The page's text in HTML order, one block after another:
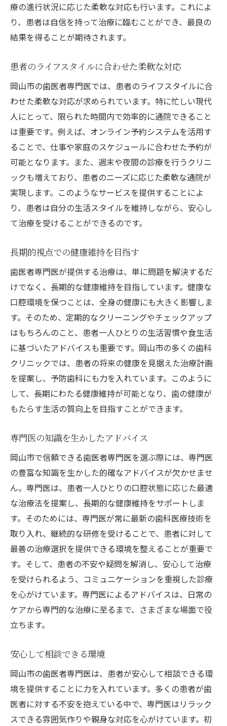
療の進行状況に応じた柔軟な対応も行います。これによ
り、患者は自信を持って治療に臨むことができ、最良の
結果を得ることが期待されます。
患者のライフスタイルに合わせた柔軟な対応
岡山市の歯医者専門医では、患者のライフスタイルに合
わせた柔軟な対応が求められています。特に忙しい現代
人にとって、限られた時間内で効率的に通院できること
は重要です。例えば、オンライン予約システムを活用す
ることで、仕事や家庭のスケジュールに合わせた予約が
可能となります。また、週末や夜間の診療を行うクリニ
ックも増えており、患者のニーズに応じた柔軟な通院が
実現します。このようなサービスを提供することによ
り、患者は自分の生活スタイルを維持しながら、安心し
て治療を受けることができるのです。
長期的視点での健康維持を目指す
歯医者専門医が提供する治療は、単に問題を解決するだ
けでなく、長期的な健康維持を目指しています。健康な
口腔環境を保つことは、全身の健康にも大きく影響しま
す。そのため、定期的なクリーニングやチェックアップ
はもちろんのこと、患者一人ひとりの生活習慣や食生活
に基づいたアドバイスも重要です。岡山市の多くの歯科
クリニックでは、患者の将来の健康を見据えた治療計画
を提案し、予防歯科にも力を入れています。このように
して、長期にわたる健康維持が可能となり、歯の健康が
もたらす生活の質向上を目指すことができます。
専門医の知識を生かしたアドバイス
岡山市で信頼できる歯医者専門医を選ぶ際には、専門医
の豊富な知識を生かした的確なアドバイスが欠かせませ
ん。専門医は、患者一人ひとりの口腔状態に応じた最適
な治療法を提案し、長期的な健康維持をサポートしま
す。そのためには、専門医が常に最新の歯科医療技術を
取り入れ、継続的な研修を受けることで、患者に対して
最善の治療選択を提供できる環境を整えることが重要で
す。そして、患者の不安や疑問を解消し、安心して治療
を受けられるよう、コミュニケーションを重視した診療
を心がけています。専門医によるアドバイスは、日常の
ケアから専門的な治療に至るまで、さまざまな場面で役
立ちます。
安心して相談できる環境
岡山市の歯医者専門医は、患者が安心して相談できる環
境を提供することに力を入れています。多くの患者が歯
医者に対する不安を抱えている中で、専門医はリラック
スできる雰囲気作りや親身な対応を心がけています。初